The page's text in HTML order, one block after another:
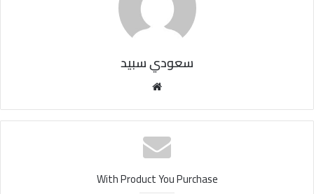
سعودي سبيد
الوي
ب
With Product You Purchase